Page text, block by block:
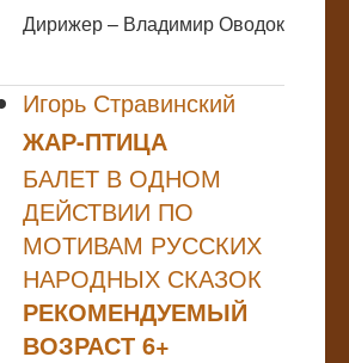
Дирижер – Владимир Оводок
Игорь Стравинский
ЖАР-ПТИЦА
БАЛЕТ В ОДНОМ
ДЕЙСТВИИ ПО
МОТИВАМ РУССКИХ
НАРОДНЫХ СКАЗОК
РЕКОМЕНДУЕМЫЙ
ВОЗРАСТ 6+